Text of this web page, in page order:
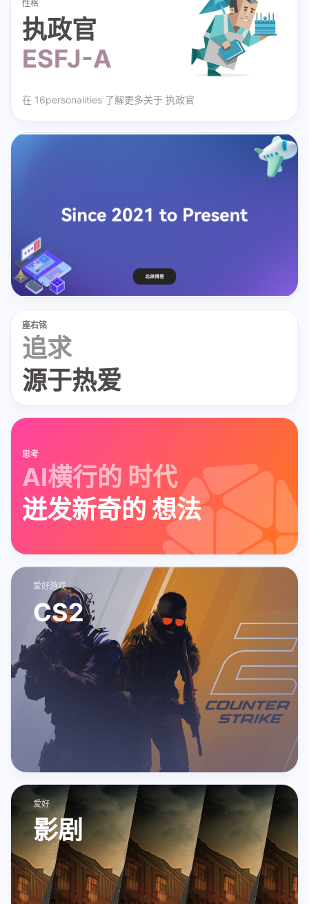
性格
执政官
ESFJ-A
在 16personalities 了解更多关于 执政官
座右铭
追求
源于热爱
思考
AI横行的 时代
迸发新奇的 想法
爱好游戏
CS2
爱好
影剧